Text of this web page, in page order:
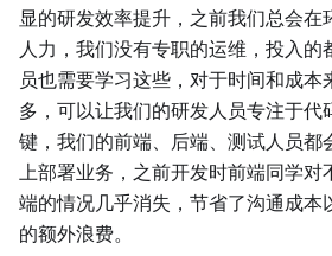
显的研发效率提升，之前我们总会在
人力，我们没有专职的运维，投入的
员也需要学习这些，对于时间和成本
多，可以让我们的研发人员专注于代
键，我们的前端、后端、测试人员都
上部署业务，之前开发时前端同学
端的情况几乎消失，节省了沟通成本
的额外浪费。